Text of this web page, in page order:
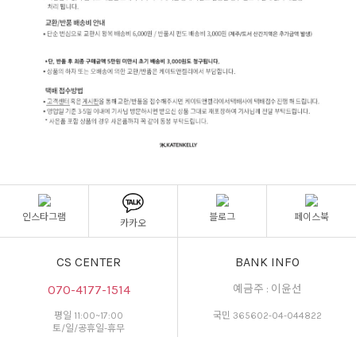
인스타그램
카카오
블로그 페이스북
CS CENTER
070-4177-1514
평일 11:00~17:00
토/일/공휴일-휴무
BANK INFO
예금주 : 이윤선
국민 365602-04-044822